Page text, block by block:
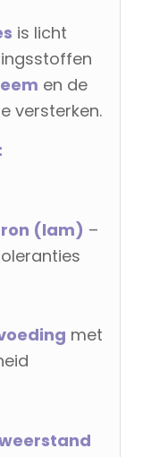
is licht
en de
versterken.
(lam) –
met